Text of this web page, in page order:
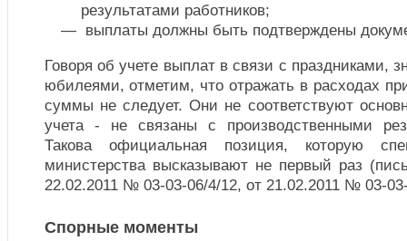
результатами работников;
выплаты должны быть подтверждены
Говоря об учете выплат в связи с праздниками,
юбилеями, отметим, что отражать в расходах
суммы не следует. Они не соответствуют
учета - не связаны с производственными
Такова официальная позиция, которую
министерства высказывают не первый раз
22.02.2011 № 03-03-06/4/12, от 21.02.2011 № 03-
Спорные моменты